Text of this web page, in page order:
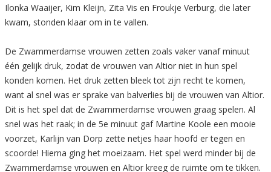
Ilonka Waaijer, Kim Kleijn, Zita Vis en Froukje Verburg, die later
kwam, stonden klaar om in te vallen.
De Zwammerdamse vrouwen zetten zoals vaker vanaf minuut
één gelijk druk, zodat de vrouwen van Altior niet in hun spel
konden komen. Het druk zetten bleek tot zijn recht te komen,
want al snel was er sprake van balverlies bij de vrouwen van Altior.
Dit is het spel dat de Zwammerdamse vrouwen graag spelen. Al
snel was het raak; in de 5e minuut gaf Martine Koole een mooie
voorzet, Karlijn van Dorp zette netjes haar hoofd er tegen en
scoorde! Hierna ging het moeizaam. Het spel werd minder bij de
Zwammerdamse vrouwen en Altior kreeg de ruimte om te tikken.